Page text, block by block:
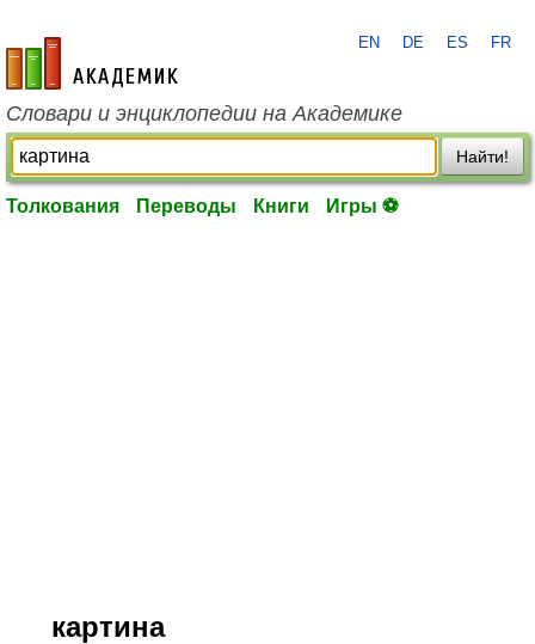
academic.ru
EN DE ES FR
Словари и энциклопедии на Академике
Найти!
Толкования Переводы Книги Игры ⚽
картина